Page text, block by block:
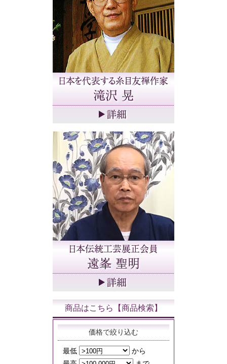
商品はこちら【商品検索】
価格で絞り込む